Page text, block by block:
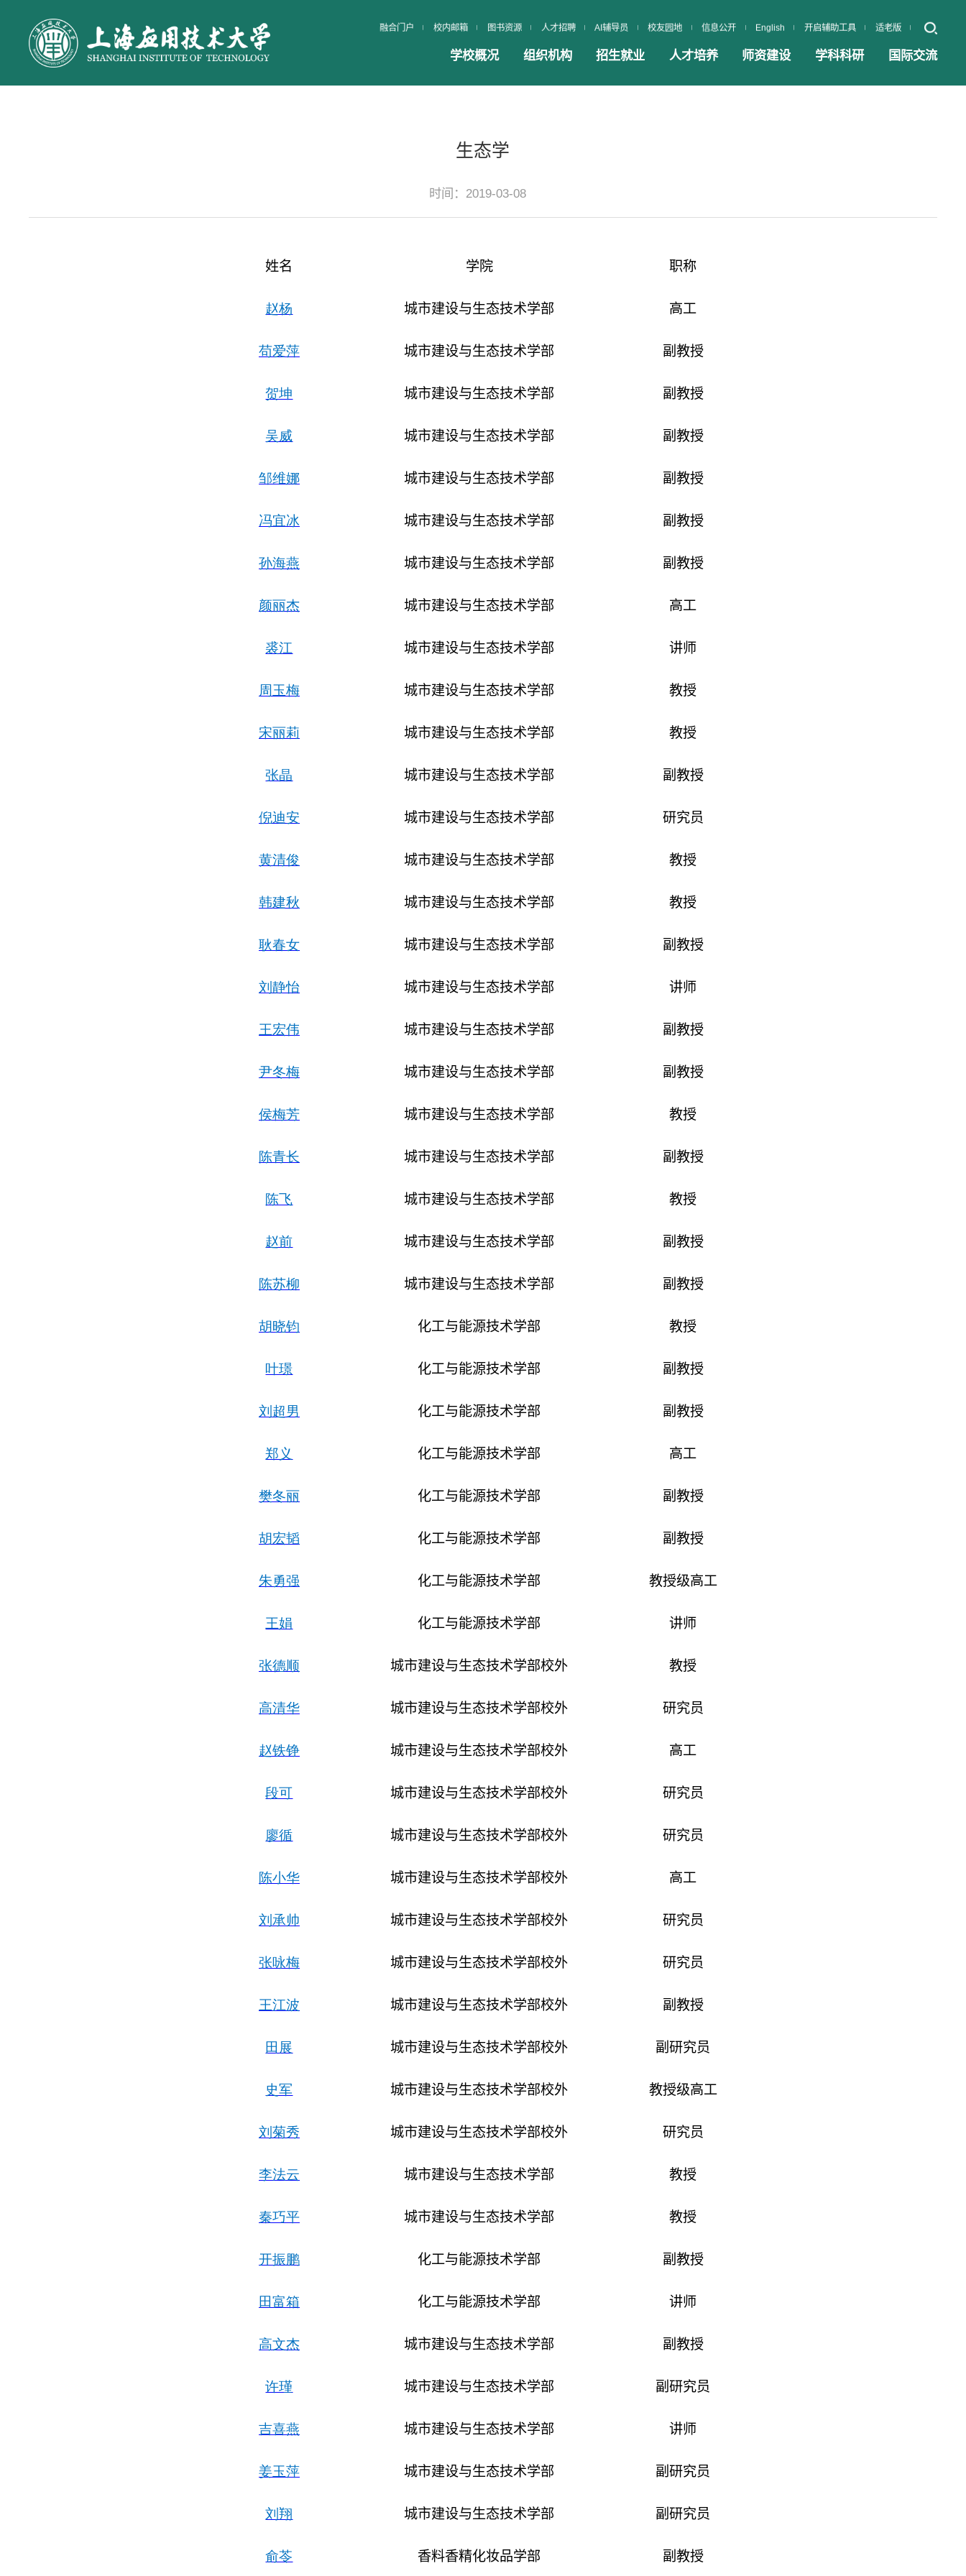
融合门户 校内邮箱 图书资源 人才招聘 AI辅导员 校友园地 信息公开 English 开启辅助工具 适老版
学校概况 组织机构 招生就业 人才培养 师资建设 学科科研 国际交流
生态学
时间：2019-03-08
姓名 学院 职称
赵杨 城市建设与生态技术学部 高工
苟爱萍 城市建设与生态技术学部 副教授
贺坤 城市建设与生态技术学部 副教授
吴威 城市建设与生态技术学部 副教授
邹维娜 城市建设与生态技术学部 副教授
冯宜冰 城市建设与生态技术学部 副教授
孙海燕 城市建设与生态技术学部 副教授
颜丽杰 城市建设与生态技术学部 高工
裘江 城市建设与生态技术学部 讲师
周玉梅 城市建设与生态技术学部 教授
宋丽莉 城市建设与生态技术学部 教授
张晶 城市建设与生态技术学部 副教授
倪迪安 城市建设与生态技术学部 研究员
黄清俊 城市建设与生态技术学部 教授
韩建秋 城市建设与生态技术学部 教授
耿春女 城市建设与生态技术学部 副教授
刘静怡 城市建设与生态技术学部 讲师
王宏伟 城市建设与生态技术学部 副教授
尹冬梅 城市建设与生态技术学部 副教授
侯梅芳 城市建设与生态技术学部 教授
陈青长 城市建设与生态技术学部 副教授
陈飞 城市建设与生态技术学部 教授
赵前 城市建设与生态技术学部 副教授
陈苏柳 城市建设与生态技术学部 副教授
胡晓钧 化工与能源技术学部 教授
叶璟 化工与能源技术学部 副教授
刘超男 化工与能源技术学部 副教授
郑义 化工与能源技术学部 高工
樊冬丽 化工与能源技术学部 副教授
胡宏韬 化工与能源技术学部 副教授
朱勇强 化工与能源技术学部 教授级高工
王娟 化工与能源技术学部 讲师
张德顺 城市建设与生态技术学部校外 教授
高清华 城市建设与生态技术学部校外 研究员
赵铁铮 城市建设与生态技术学部校外 高工
段可 城市建设与生态技术学部校外 研究员
廖循 城市建设与生态技术学部校外 研究员
陈小华 城市建设与生态技术学部校外 高工
刘承帅 城市建设与生态技术学部校外 研究员
张咏梅 城市建设与生态技术学部校外 研究员
王江波 城市建设与生态技术学部校外 副教授
田展 城市建设与生态技术学部校外 副研究员
史军 城市建设与生态技术学部校外 教授级高工
刘菊秀 城市建设与生态技术学部校外 研究员
李法云 城市建设与生态技术学部 教授
秦巧平 城市建设与生态技术学部 教授
开振鹏 化工与能源技术学部 副教授
田富箱 化工与能源技术学部 讲师
高文杰 城市建设与生态技术学部 副教授
许瑾 城市建设与生态技术学部 副研究员
吉喜燕 城市建设与生态技术学部 讲师
姜玉萍 城市建设与生态技术学部 副研究员
刘翔 城市建设与生态技术学部 副研究员
俞苓 香料香精化妆品学部 副教授